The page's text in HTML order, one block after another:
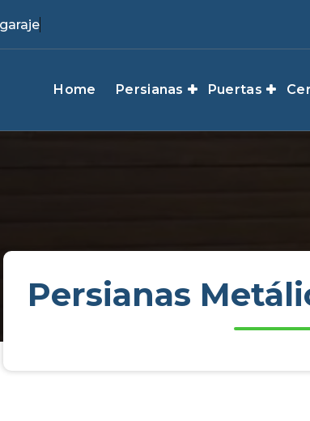
Home Persianas Puertas
Persianas